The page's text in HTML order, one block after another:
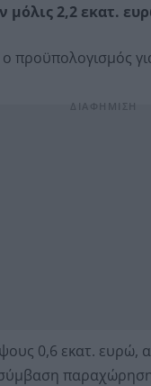
μόλις 2,2 εκατ.
προϋπολογισμός
0,6 εκατ. ευρώ,